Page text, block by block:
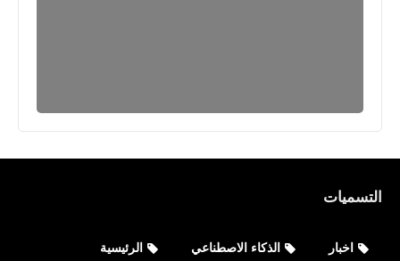
التسميات
اخبار الذكاء الاصطناعي الرئيسية